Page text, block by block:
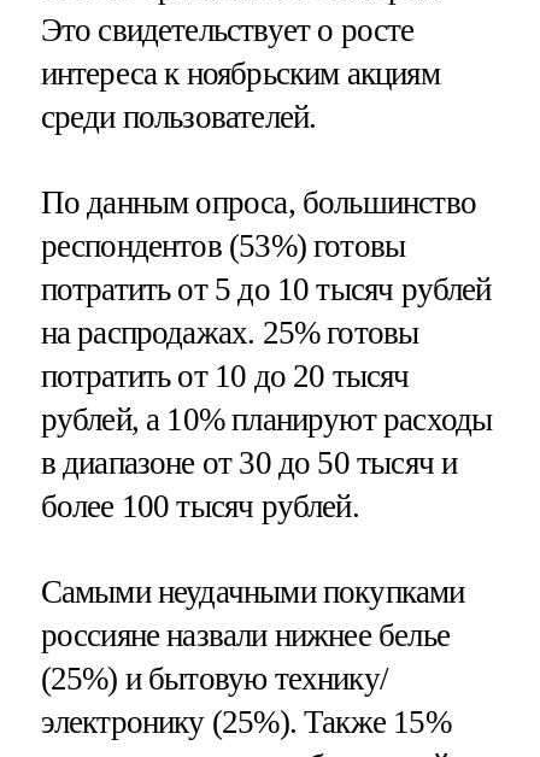
Это свидетельствует о росте
интереса к ноябрьским акциям
среди пользователей.
По данным опроса, большинство
респондентов (53%) готовы
потратить от 5 до 10 тысяч рублей
на распродажах. 25% готовы
потратить от 10 до 20 тысяч
рублей, а 10% планируют расходы
в диапазоне от 30 до 50 тысяч и
более 100 тысяч рублей.
Самыми неудачными покупками
россияне назвали нижнее белье
(25%) и бытовую технику/
электронику (25%). Также 15%